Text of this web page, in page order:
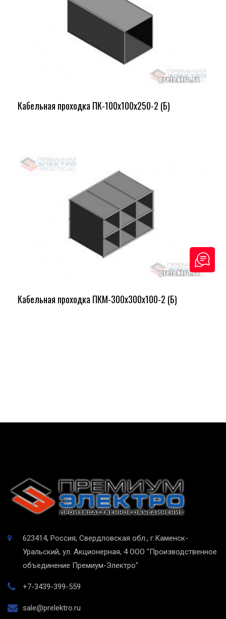
Кабельная проходка ПК-100х100х250-2 (Б)
Кабельная проходка ПКМ-300х300х100-2 (Б)
623414, Россия, Свердловская обл., г.Каменск-
Уральский, ул. Акционерная, 4 ООО "Производственное
объединение Премиум-Электро"
+7-3439-399-559
sale@prelektro.ru